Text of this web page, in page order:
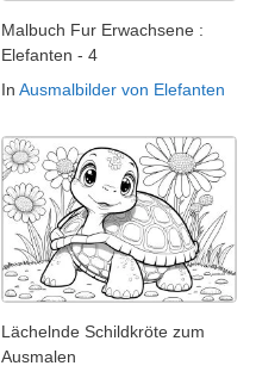
Malbuch Fur Erwachsene :
Elefanten - 4
In Ausmalbilder von Elefanten
Lächelnde Schildkröte zum
Ausmalen